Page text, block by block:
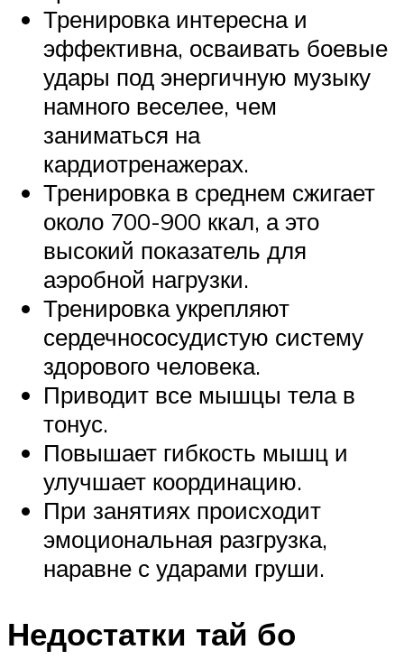
Тренировка интересна и
эффективна, осваивать боевые
удары под энергичную музыку
намного веселее, чем
заниматься на
кардиотренажерах.
Тренировка в среднем сжигает
около 700-900 ккал, а это
высокий показатель для
аэробной нагрузки.
Тренировка укрепляют
сердечнососудистую систему
здорового человека.
Приводит все мышцы тела в
тонус.
Повышает гибкость мышц и
улучшает координацию.
При занятиях происходит
эмоциональная разгрузка,
наравне с ударами груши.
Недостатки тай бо